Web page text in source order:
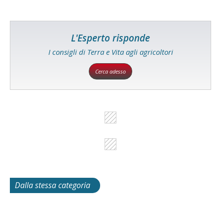
L'Esperto risponde
I consigli di Terra e Vita agli agricoltori
Cerca adesso
Dalla stessa categoria